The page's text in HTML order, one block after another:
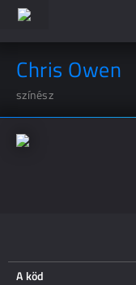
Chris Owen
színész
A köd